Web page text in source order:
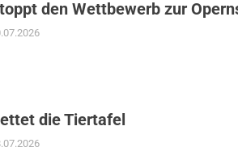
den Wettbewerb zur
die Tiertafel